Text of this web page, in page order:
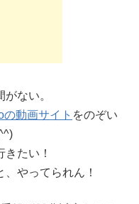
ない。
の動画サイト をのぞい
たい！
やってられん！